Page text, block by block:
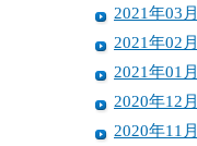
2021年03月
2021年02月
2021年01月
2020年12月
2020年11月